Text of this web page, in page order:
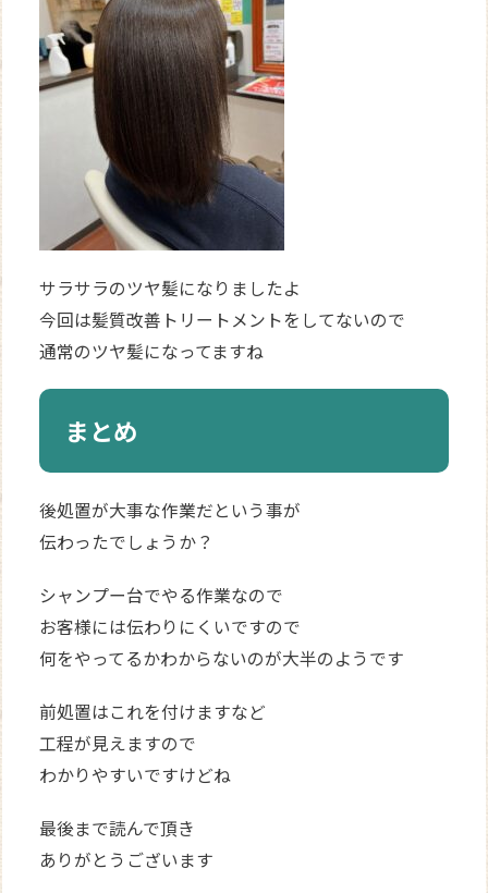
サラサラのツヤ髪になりましたよ
今回は髪質改善トリートメントをしてないので
通常のツヤ髪になってますね
まとめ
後処置が大事な作業だという事が
伝わったでしょうか？
シャンプー台でやる作業なので
お客様には伝わりにくいですので
何をやってるかわからないのが大半のようです
前処置はこれを付けますなど
工程が見えますので
わかりやすいですけどね
最後まで読んで頂き
ありがとうございます